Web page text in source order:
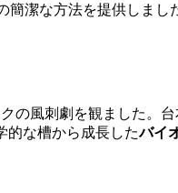
潔な方法を提供しま
の風刺劇を観ました。
的な槽から成長したバイ